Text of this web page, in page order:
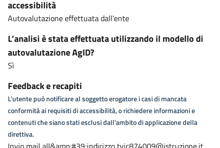
accessibilità
Autovalutazione effettuata dall'ente
L’analisi è stata effettuata utilizzando il modello di
autovalutazione AgID?
Sì
Feedback e recapiti
L'utente può notificare al soggetto erogatore i casi di mancata
conformità ai requisiti di accessibilità, o richiedere informazioni e
contenuti che siano stati esclusi dall'ambito di applicazione della
direttiva.